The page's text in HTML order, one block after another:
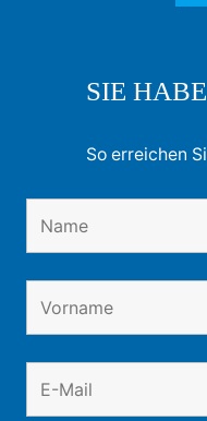
SIE
So erreichen